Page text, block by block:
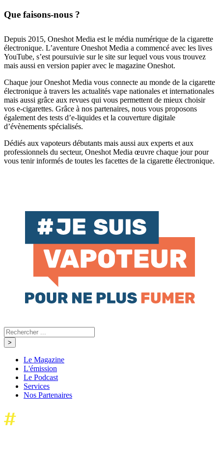
Que faisons-nous ?
Depuis 2015, Oneshot Media est le média numérique de la cigarette
électronique. L’aventure Oneshot Media a commencé avec les lives
YouTube, s’est poursuivie sur le site sur lequel vous vous trouvez
mais aussi en version papier avec le magazine Oneshot.
Chaque jour Oneshot Media vous connecte au monde de la cigarette
électronique à travers les actualités vape nationales et internationales
mais aussi grâce aux revues qui vous permettent de mieux choisir
vos e-cigarettes. Grâce à nos partenaires, nous vous proposons
également des tests d’e-liquides et la couverture digitale
d’évènements spécialisés.
Dédiés aux vapoteurs débutants mais aussi aux experts et aux
professionnels du secteur, Oneshot Media œuvre chaque jour pour
vous tenir informés de toutes les facettes de la cigarette électronique.
Le Magazine
L'émission
Le Podcast
Services
Nos Partenaires